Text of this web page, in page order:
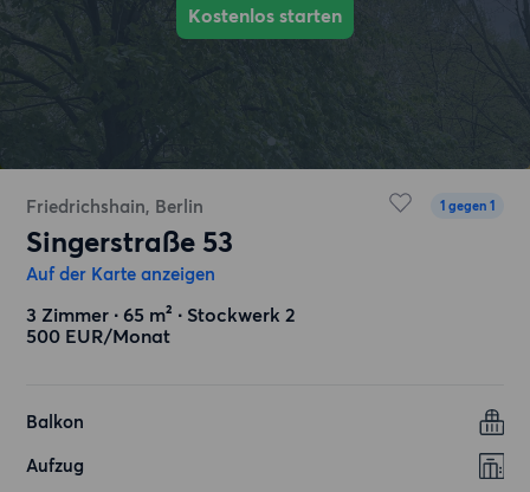
Kostenlos starten
Friedrichshain, Berlin 1 gegen 1
Singerstraße 53
Auf der Karte anzeigen
3 Zimmer ∙ 65 m² ∙ Stockwerk 2
500 EUR/Monat
Balkon
Aufzug